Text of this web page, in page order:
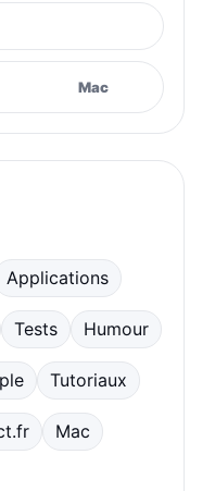
Mac
Applications
Tests Humour
Tutoriaux
Mac